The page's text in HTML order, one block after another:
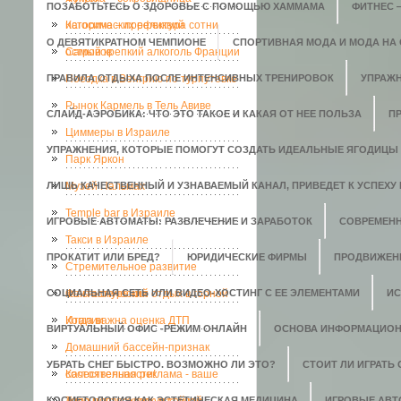
ПОЗАБОТЬТЕСЬ О ЗДОРОВЬЕ С ПОМОЩЬЮ ХАММАМА ФИТНЕС
О ДЕВЯТИКРАТНОМ ЧЕМПИОНЕ СПОРТИВНАЯ МОДА И МОДА НА
ПРАВИЛА ОТДЫХА ПОСЛЕ ИНТЕНСИВНЫХ ТРЕНИРОВОК
СЛАЙД-АЭРОБИКА: ЧТО ЭТО ТАКОЕ И КАКАЯ ОТ НЕЕ ПОЛЬЗА
УПРАЖНЕНИЯ, КОТОРЫЕ ПОМОГУТ СОЗДАТЬ ИДЕАЛЬНЫЕ ЯГОДИЦЫ
ЛИШЬ КАЧЕСТВЕННЫЙ И УЗНАВАЕМЫЙ КАНАЛ, ПРИВЕДЕТ К УСПЕХУ
ИГРОВЫЕ АВТОМАТЫ: РАЗВЛЕЧЕНИЕ И ЗАРАБОТОК
ПРОКАТИТ ИЛИ БРЕД? ЮРИДИЧЕСКИЕ ФИРМЫ
СОЦИАЛЬНАЯ СЕТЬ ИЛИ ВИДЕО-ХОСТИНГ С ЕЕ ЭЛЕМЕНТАМИ
ВИРТУАЛЬНЫЙ ОФИС -РЕЖИМ ОНЛАЙН ОСНОВА
УБРАТЬ СНЕГ БЫСТРО. ВОЗМОЖНО ЛИ ЭТО? СТОИТ ЛИ ИГРАТЬ
исторических реликвий
Кагосима – префектура сотни
островов
Самый крепкий алкоголь Франции
Поездка в Венгрию по турпутевке
Рынок Кармель в Тель Авиве
Циммеры в Израиле
Парк Яркон
Музей Пальмах
Temple bar в Израиле
Такси в Израиле
Стремительное развитие
кальянокурения
Фантастический отдых в горной
Италии
Когда важна оценка ДТП
Домашний бассейн-признак
состоятельности!
Качественная реклама - ваше